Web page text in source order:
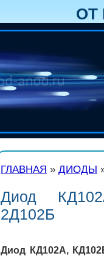
ОТ
ГЛАВНАЯ » ДИОДЫ
Диод
2Д102Б
Диод КД102А,